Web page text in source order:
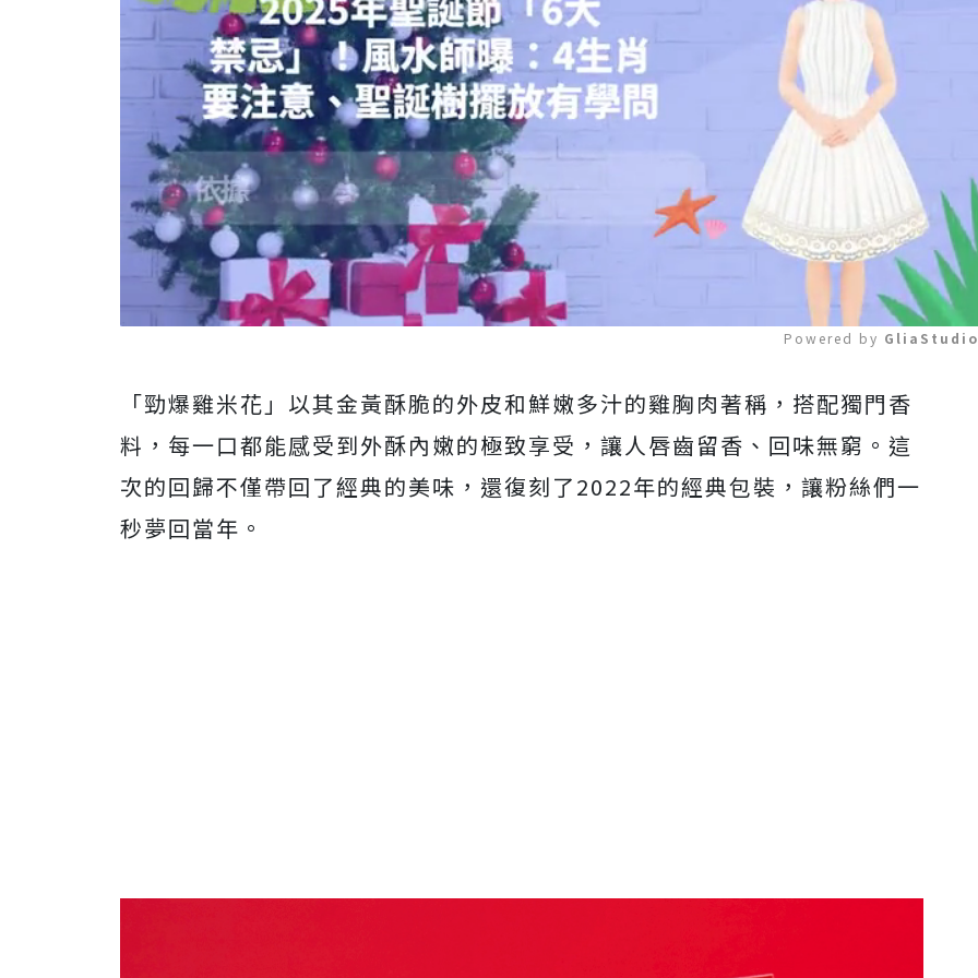
Mute
Powered by
「勁爆雞米花」以其金黃酥脆的外皮和鮮嫩多汁的雞胸肉著稱，搭配獨門香
料，每一口都能感受到外酥內嫩的極致享受，讓人唇齒留香、回味無窮。這
次的回歸不僅帶回了經典的美味，還復刻了2022年的經典包裝，讓粉絲們一
秒夢回當年。